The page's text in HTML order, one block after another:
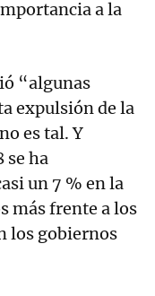
a la
“algunas
expulsión de la
es tal. Y
se ha
un 7 % en la
más frente a los
los gobiernos